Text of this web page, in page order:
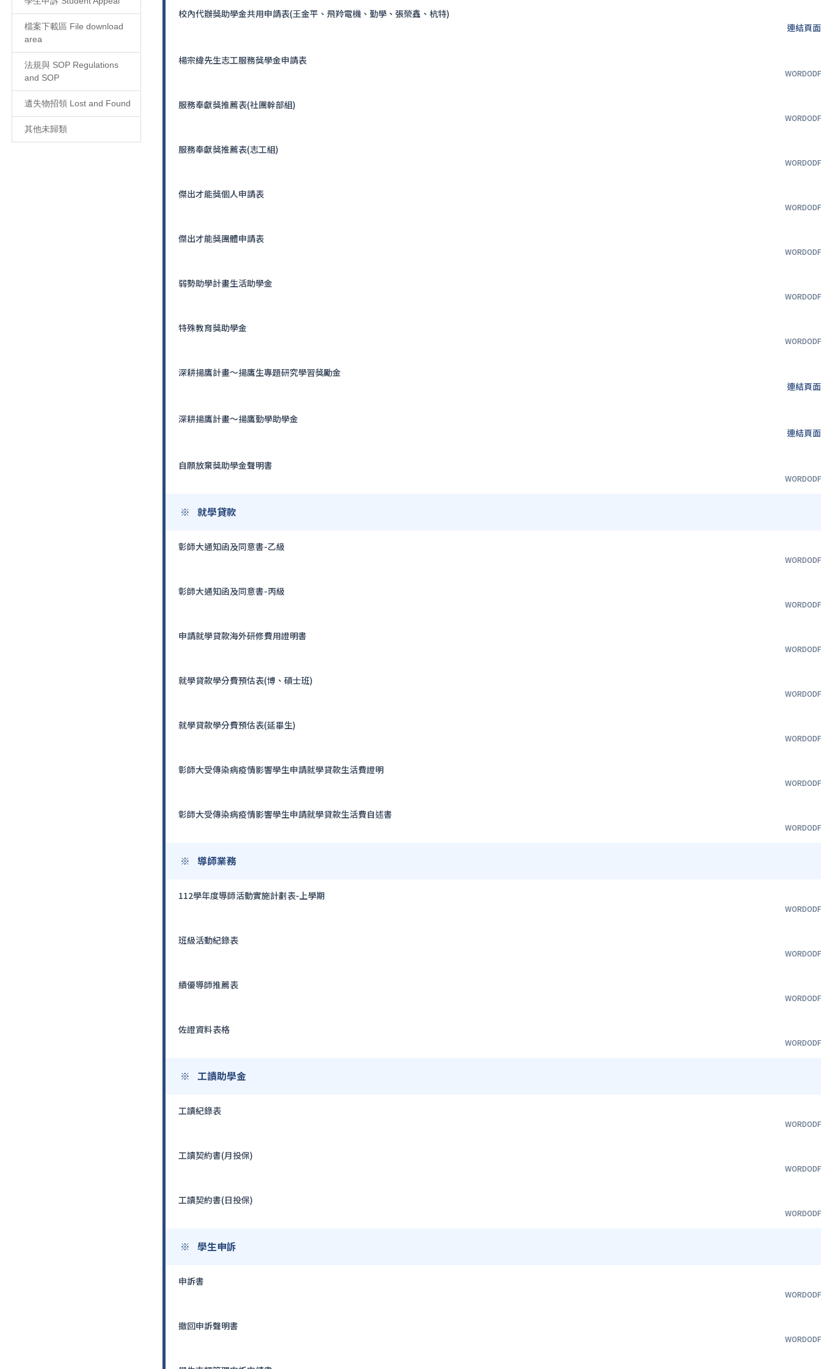
檔案下載區 File download
area
法規與 SOP Regulations
and SOP
遺失物招領 Lost and Found
其他未歸類
校內代辦獎助學金共用申請表(王金平、飛羚電機、勤學、張榮鑫、杭特)
連結頁面
楊宗緯先生志工服務獎學金申請表
WORDODF
服務奉獻獎推薦表(社團幹部組)
WORDODF
服務奉獻獎推薦表(志工組)
WORDODF
傑出才能獎個人申請表
WORDODF
傑出才能獎團體申請表
WORDODF
弱勢助學計畫生活助學金
WORDODF
特殊教育獎助學金
WORDODF
深耕揚鷹計畫～揚鷹生專題研究學習獎勵金
連結頁面
深耕揚鷹計畫～揚鷹勤學助學金
連結頁面
自願放棄獎助學金聲明書
WORDODF
就學貸款
彰師大通知函及同意書-乙級
WORDODF
彰師大通知函及同意書-丙級
WORDODF
申請就學貸款海外研修費用證明書
WORDODF
就學貸款學分費預估表(博、碩士班)
WORDODF
就學貸款學分費預估表(延畢生)
WORDODF
彰師大受傳染病疫情影響學生申請就學貸款生活費證明
WORDODF
彰師大受傳染病疫情影響學生申請就學貸款生活費自述書
WORDODF
導師業務
112學年度導師活動實施計劃表-上學期
WORDODF
班級活動紀錄表
WORDODF
績優導師推薦表
WORDODF
佐證資料表格
WORDODF
工讀助學金
工讀紀錄表
WORDODF
工讀契約書(月投保)
WORDODF
工讀契約書(日投保)
WORDODF
學生申訴
申訴書
WORDODF
撤回申訴聲明書
WORDODF